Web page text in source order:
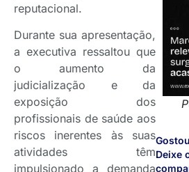
Deixe
reputacional.
Durante sua apresentação,
a executiva ressaltou que
o aumento da
judicialização e da
exposição dos
profissionais de saúde aos
riscos inerentes às suas
atividades têm
impulsionado a demanda